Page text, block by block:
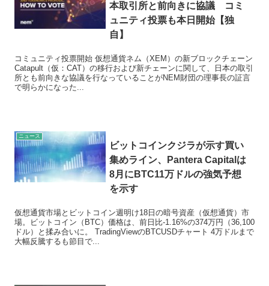
本取引所と前向きに協議 コミ
ュニティ投票も本日開始【独
自】
コミュニティ投票開始 仮想通貨ネム（XEM）の新ブロックチェーン
Catapult（仮：CAT）の移行および新チェーンに関して、日本の取引
所とも前向きな協議を行なっていることがNEM財団の理事長の証言
で明らかになった...
ニュース
ビットコインクジラが示す買い
集めライン、Pantera Capitalは
8月にBTC11万ドルの強気予想
を示す
仮想通貨市場とビットコイン週明け18日の暗号資産（仮想通貨）市
場。ビットコイン（BTC）価格は、前日比-1.16%の374万円（36,100
ドル）と揉み合いに。 TradingViewのBTCUSDチャート 4万ドルまで
大幅反騰するも節目で...